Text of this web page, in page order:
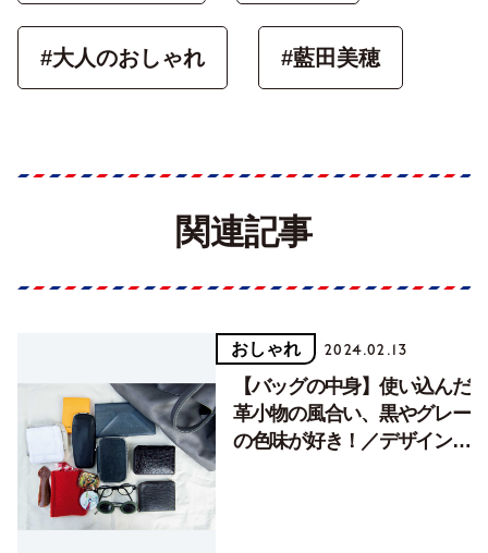
#大人のおしゃれ #藍田美穂
関連記事
おしゃれ 2024.02.13
【バッグの中身】使い込んだ
革小物の風合い、黒やグレー
の色味が好き！／デザインデ